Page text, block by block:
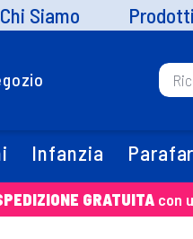
Chi Siamo
Infanzia
GRATUITA con